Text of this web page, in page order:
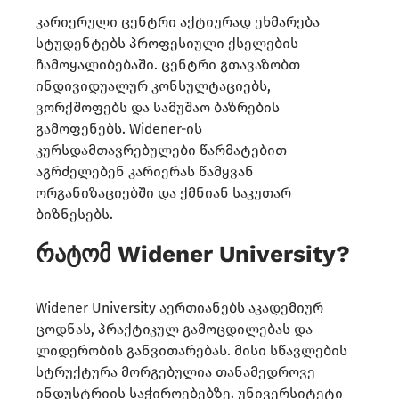
კარიერული ცენტრი აქტიურად ეხმარება
სტუდენტებს პროფესიული ქსელების
ჩამოყალიბებაში. ცენტრი გთავაზობთ
ინდივიდუალურ კონსულტაციებს,
ვორქშოფებს და სამუშაო ბაზრების
გამოფენებს. Widener-ის
კურსდამთავრებულები წარმატებით
აგრძელებენ კარიერას წამყვან
ორგანიზაციებში და ქმნიან საკუთარ
ბიზნესებს.
რატომ Widener University?
Widener University აერთიანებს აკადემიურ
ცოდნას, პრაქტიკულ გამოცდილებას და
ლიდერობის განვითარებას. მისი სწავლების
სტრუქტურა მორგებულია თანამედროვე
ინდუსტრიის საჭიროებებზე. უნივერსიტეტი